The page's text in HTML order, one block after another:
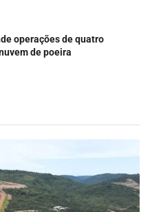
operações de quatro
de poeira